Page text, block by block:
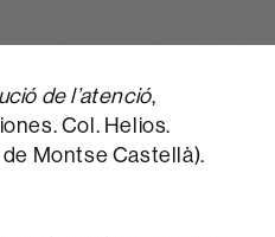
de l’atenció,
Col. Helios.
Montse Castellà).